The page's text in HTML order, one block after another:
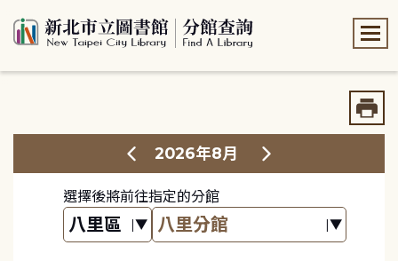
2026年8月
選擇後將前往指定的分館